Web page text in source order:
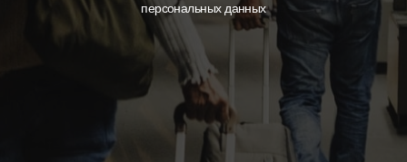
персональных данных